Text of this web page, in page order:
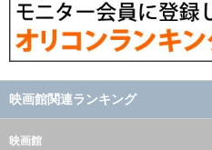
映画館関連ランキング
映画館